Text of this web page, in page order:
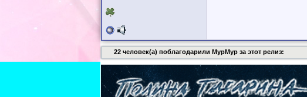
22 человек(а) поблагодарили MypMyp за этот релиз: